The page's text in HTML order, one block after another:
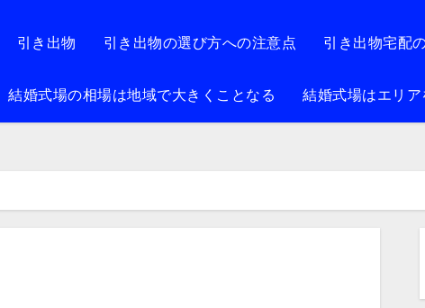
引き出物 引き出物の選び方への注意点 引き出物宅配
結婚式場の相場は地域で大きくことなる 結婚式場はエリ